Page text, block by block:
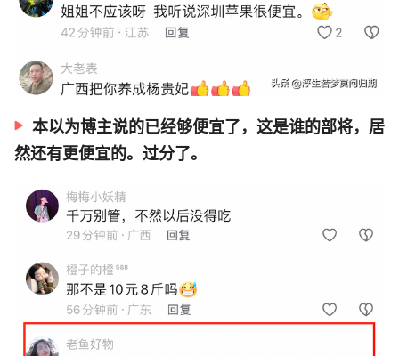
本以为博主说的已经够便宜了，这是谁的部将，居
然还有更便宜的。过分了。